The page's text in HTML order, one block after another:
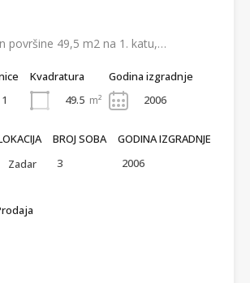
površine 49,5 m2 na 1. katu,…
1
Kvadratura
49.5 m²
Godina izgradnje
2006
Zadar
BROJ SOBA
3
GODINA IZGRADNJE
2006